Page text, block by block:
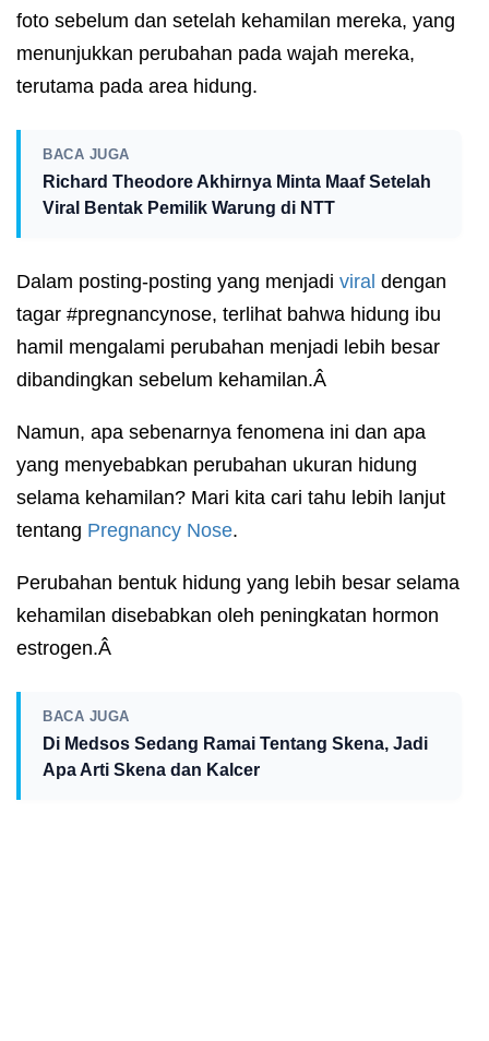
foto sebelum dan setelah kehamilan mereka, yang
menunjukkan perubahan pada wajah mereka,
terutama pada area hidung.
BACA JUGA
Richard Theodore Akhirnya Minta Maaf Setelah
Viral Bentak Pemilik Warung di NTT
Dalam posting-posting yang menjadi viral dengan
tagar #pregnancynose, terlihat bahwa hidung ibu
hamil mengalami perubahan menjadi lebih besar
dibandingkan sebelum kehamilan.Â
Namun, apa sebenarnya fenomena ini dan apa
yang menyebabkan perubahan ukuran hidung
selama kehamilan? Mari kita cari tahu lebih lanjut
tentang Pregnancy Nose.
Perubahan bentuk hidung yang lebih besar selama
kehamilan disebabkan oleh peningkatan hormon
estrogen.Â
BACA JUGA
Di Medsos Sedang Ramai Tentang Skena, Jadi
Apa Arti Skena dan Kalcer